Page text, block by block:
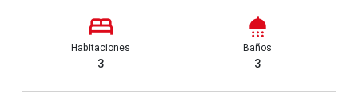
Habitaciones
3
Baños
3